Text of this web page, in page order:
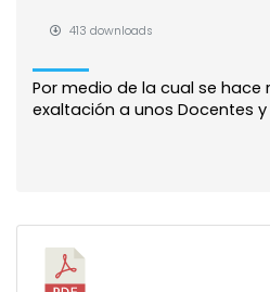
413 downloads
Por medio de la cual se
exaltación a unos Docentes y